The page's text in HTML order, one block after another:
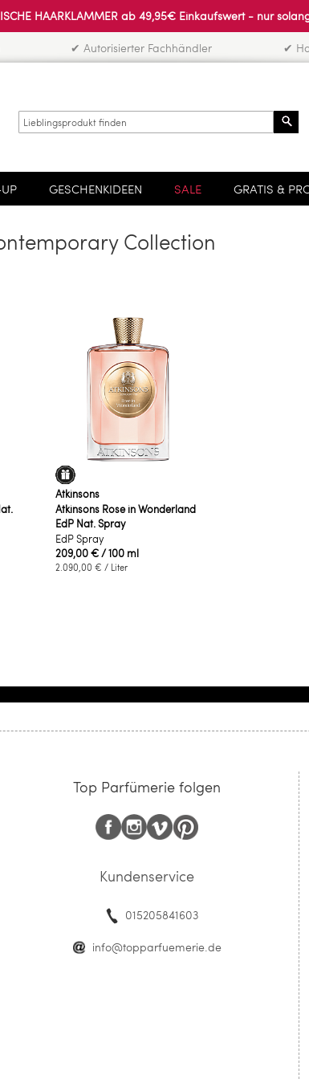
HAARKLAMMER ab 49,95€ Einkaufswert - nur
✔ Autorisierter Fachhändler ✔
GESCHENKIDEEN SALE GRATIS &
Collection
Atkinsons
Atkinsons Rose in Wonderland
EdP Nat. Spray
EdP Spray
209,00 €/ 100 ml
2.090,00 € / Liter
Top Parfümerie folgen
Kundenservice
015205841603
info@topparfuemerie.de